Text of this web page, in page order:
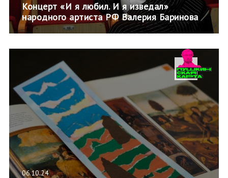
Концерт «И я любил. И я изведал»
народного артиста РФ Валерия Баринова
06.10.24